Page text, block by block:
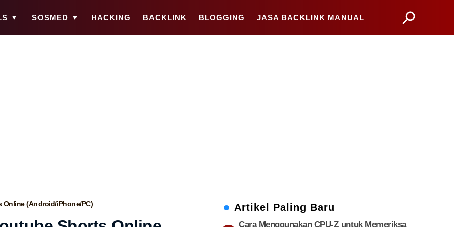
SOSMED HACKING BACKLINK BLOGGING JASA BACKLINK MANUAL
Online (Android/iPhone/PC) Artikel Paling Baru
Cara Menggunakan CPU-Z untuk Memeriksa